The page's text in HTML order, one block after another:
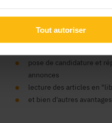
Tout autoriser
Vos avantages
consultation des
pose de candidature et
annonces
lecture des articles en
et bien d'autres avantages